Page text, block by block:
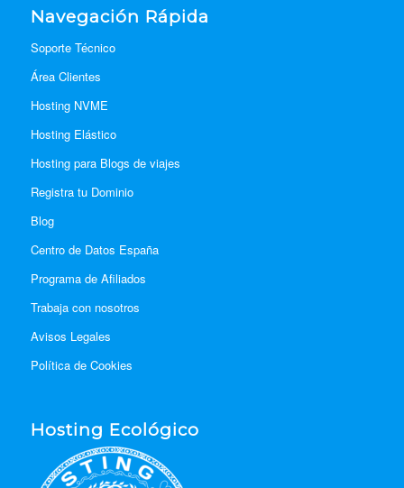
Navegación Rápida
Soporte Técnico
Área Clientes
Hosting NVME
Hosting Elástico
Hosting para Blogs de viajes
Registra tu Dominio
Blog
Centro de Datos España
Programa de Afiliados
Trabaja con nosotros
Avisos Legales
Política de Cookies
Hosting Ecológico